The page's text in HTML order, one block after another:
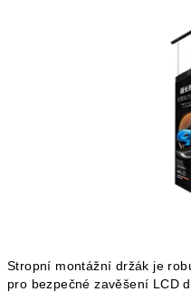
Stropní montážní držák je
pro bezpečné zavěšení LCD